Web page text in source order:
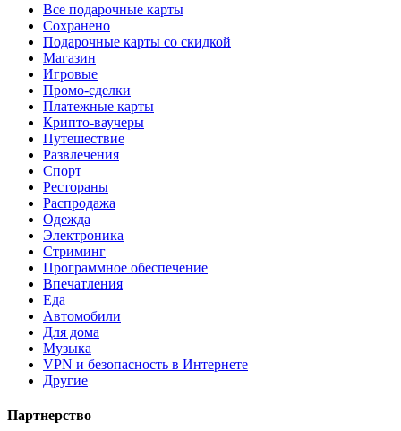
Все подарочные карты
Сохранено
Подарочные карты со скидкой
Магазин
Игровые
Промо-сделки
Платежные карты
Крипто-ваучеры
Путешествие
Развлечения
Спорт
Рестораны
Распродажа
Одежда
Электроника
Стриминг
Программное обеспечение
Впечатления
Еда
Автомобили
Для дома
Музыка
VPN и безопасность в Интернете
Другие
Партнерство